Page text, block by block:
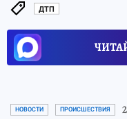
ДТП
НОВОСТИ ПРОИСШЕСТВИЯ